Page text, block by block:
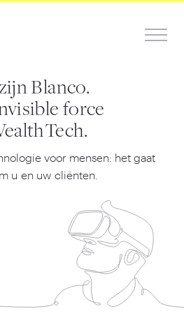
Blanco.
force
voor mensen: het gaat
u en uw cliënten.